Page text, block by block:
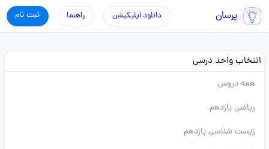
پرسان ثبت نام راهنما دانلود اپلیکیشن
انتخاب واحد درسی
همه دروس
ریاضی یازدهم
زیست شناسی یازدهم